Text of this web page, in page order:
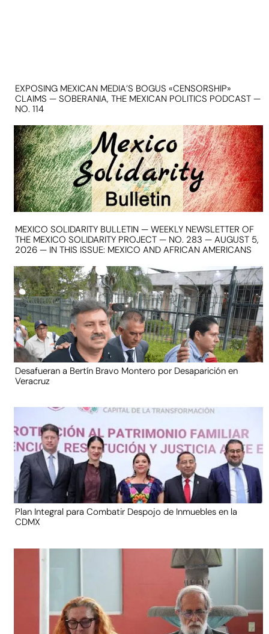
EXPOSING MEXICAN MEDIA’S BOGUS «CENSORSHIP»
CLAIMS — SOBERANIA, THE MEXICAN POLITICS PODCAST —
NO. 114
MEXICO SOLIDARITY BULLETIN — WEEKLY NEWSLETTER OF
THE MEXICO SOLIDARITY PROJECT — NO. 283 — AUGUST 5,
2026 — IN THIS ISSUE: MEXICO AND AFRICAN AMERICANS
Desafueran a Bertín Bravo Montero por Desaparición en
Veracruz
Plan Integral para Combatir Despojo de Inmuebles en la
CDMX